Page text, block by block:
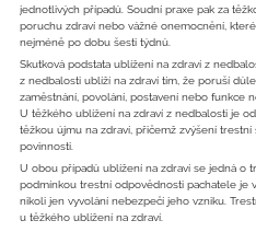
jednotlivých případů. Soudní praxe pak za
poruchu zdraví nebo vážné onemocnění,
nejméně po dobu šesti týdnů.
Skutková podstata ublížení na zdraví z
z nedbalosti ublíží na zdraví tím, že poruší
zaměstnání, povolání, postavení nebo funkce
U těžkého ublížení na zdraví z nedbalosti je
těžkou újmu na zdraví, přičemž zvýšení
povinnosti.
U obou případů ublížení na zdraví se jedná o
podmínkou trestní odpovědnosti pachatele je
nikoli jen vyvolání nebezpečí jeho vzniku.
u těžkého ublížení na zdraví.